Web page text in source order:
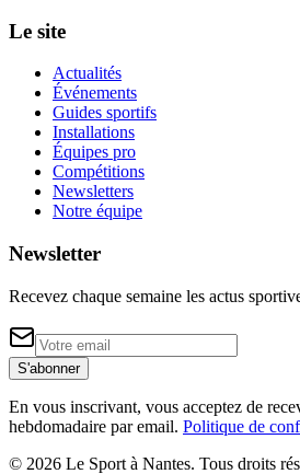
Le site
Actualités
Événements
Guides sportifs
Installations
Équipes pro
Compétitions
Newsletters
Notre équipe
Newsletter
Recevez chaque semaine les actus
S'abonner
En vous inscrivant, vous acceptez de
hebdomadaire par email. Politique de
© 2026 Le Sport à Nantes. Tous droits